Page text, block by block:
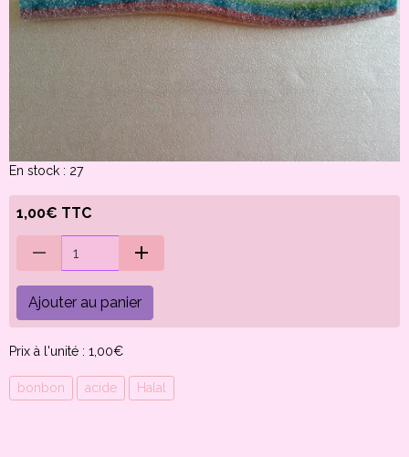
En stock : 27
1,00€ TTC
Ajouter au panier
Prix à l'unité : 1,00€
bonbon acide Halal